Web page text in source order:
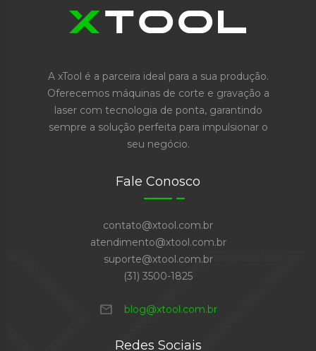
A xTool é a parceira ideal para a sua produção.
Oferecemos máquinas de corte e gravação a
laser com tecnologia de ponta, garantindo
sempre a solução perfeita para impulsionar o
seu negócio.
Fale Conosco
contato@xtool.com.br
atendimento@xtool.com.br
suporte@xtool.com.br
(31) 3500-1825
mail blog@xtool.com.br
Redes Sociais